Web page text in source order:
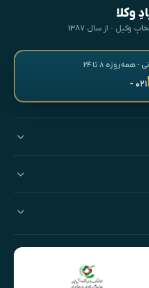
وکلا
وکیل · از سال ۱۳۸۷
۸ تا ۲۴
- ۰۲۱